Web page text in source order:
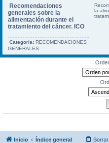
Recomendaciones
generales sobre la
alimentación durante el
tratamiento del cáncer. ICO
Categoría: RECOMENDACIONES
GENERALES
la
Inicio Índice general